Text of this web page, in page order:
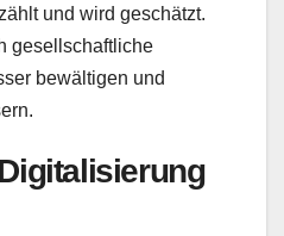
und wird geschätzt.
gesellschaftliche
bewältigen und